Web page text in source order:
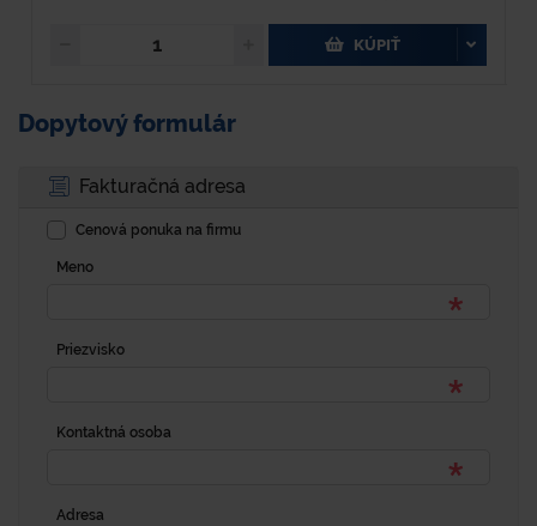
KÚPIŤ
Dopytový formulár
Fakturačná adresa
Cenová ponuka na firmu
Meno
Priezvisko
Kontaktná osoba
Adresa